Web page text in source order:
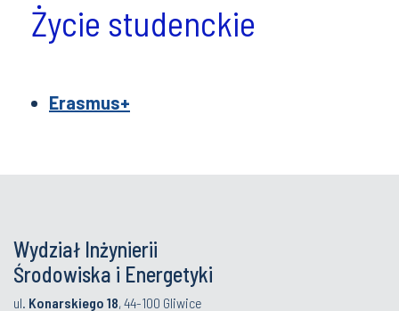
Życie studenckie
Erasmus+
Wydział Inżynierii
Środowiska i Energetyki
ul. Konarskiego 18, 44-100 Gliwice